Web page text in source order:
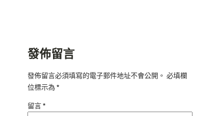
發佈留言
發佈留言必須填寫的電子郵件地址不會公開。 必填欄
位標示為*
留言*